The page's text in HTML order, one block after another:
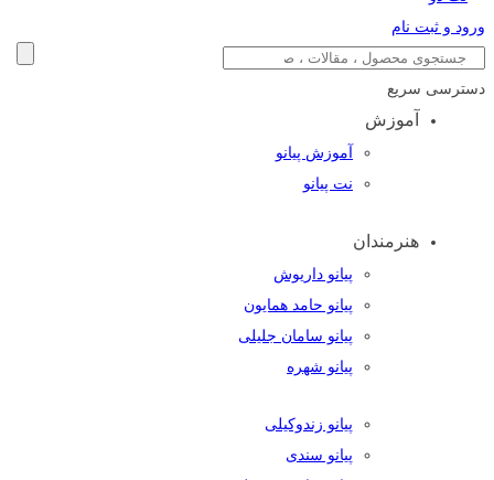
ورود و ثبت نام
دسترسی سریع
آموزش
آموزش پیانو
نت پیانو
هنرمندان
پیانو داریوش
پیانو حامد همایون
پیانو سامان جلیلی
پیانو شهره
پیانو زندوکیلی
پیانو سندی